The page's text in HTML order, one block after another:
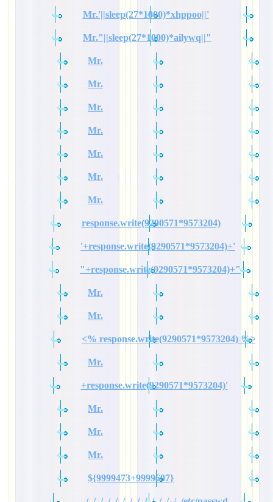
Mr.'||sleep(27*1000)*xhppoo||'
Mr."||sleep(27*1000)*ailywq||"
Mr.
Mr.
Mr.
Mr.
Mr.
Mr.
Mr.
response.write(9290571*9573204)
'+response.write(9290571*9573204)+'
"+response.write(9290571*9573204)+"
Mr.
Mr.
<% response.write(9290571*9573204) %>
Mr.
+response.write(9290571*9573204)'
Mr.
Mr.
Mr.
${9999473+9999607}